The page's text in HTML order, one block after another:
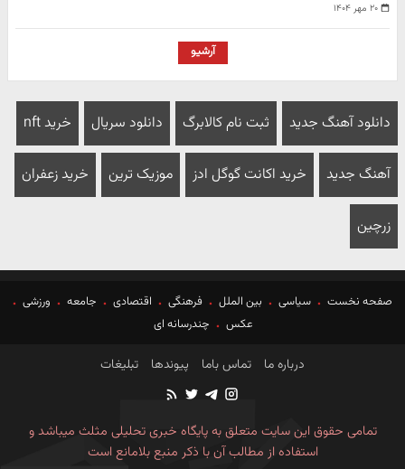
۲۰ مهر ۱۴۰۴
آرشیو
دانلود آهنگ جدید ثبت نام کالابرگ دانلود سریال خرید nft
آهنگ جدید خرید اکانت گوگل ادز موزیک ترین خرید زعفران
زرچین
صفحه نخست سیاسی بین الملل فرهنگی اقتصادی جامعه
ورزشی
عکس
چندرسانه ای
درباره ما تماس باما پیوندها تبلیغات
تمامی حقوق این سایت متعلق به پایگاه خبری تحلیلی مثلث میباشد و
استفاده از مطالب آن با ذکر منبع بلامانع است